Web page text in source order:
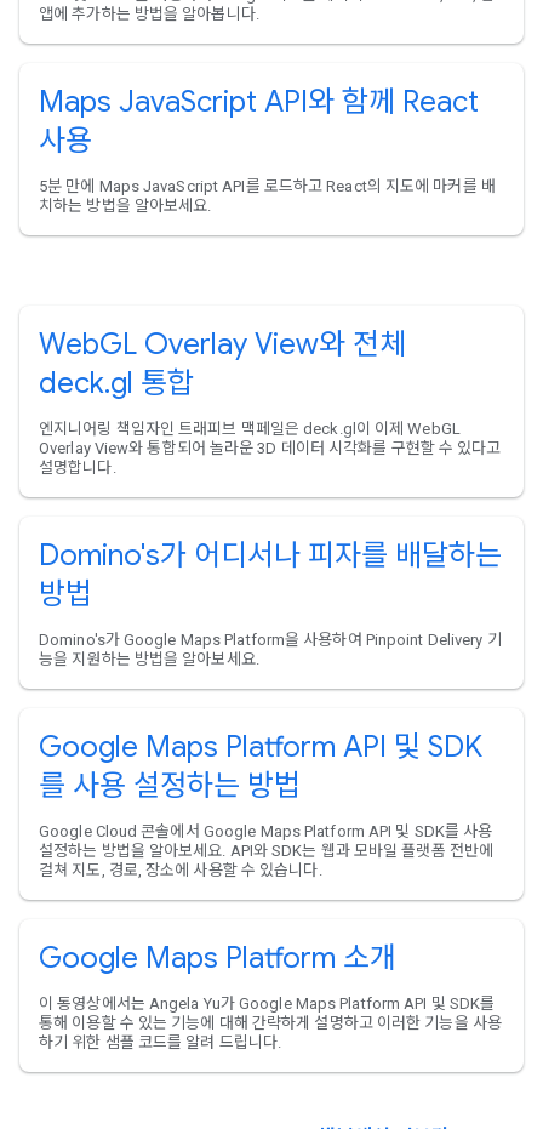
앱에 추가하는 방법을 알아봅니다.
Maps JavaScript API와 함께 React
사용
5분 만에 Maps JavaScript API를 로드하고 React의 지도에 마커를 배
치하는 방법을 알아보세요.
WebGL Overlay View와 전체
deck.gl 통합
엔지니어링 책임자인 트래피브 맥페일은 deck.gl이 이제 WebGL
Overlay View와 통합되어 놀라운 3D 데이터 시각화를 구현할 수 있다고
설명합니다.
Domino's가 어디서나 피자를 배달하는
방법
Domino's가 Google Maps Platform을 사용하여 Pinpoint Delivery 기
능을 지원하는 방법을 알아보세요.
Google Maps Platform API 및 SDK
를 사용 설정하는 방법
Google Cloud 콘솔에서 Google Maps Platform API 및 SDK를 사용
설정하는 방법을 알아보세요. API와 SDK는 웹과 모바일 플랫폼 전반에
걸쳐 지도, 경로, 장소에 사용할 수 있습니다.
Google Maps Platform 소개
이 동영상에서는 Angela Yu가 Google Maps Platform API 및 SDK를
통해 이용할 수 있는 기능에 대해 간략하게 설명하고 이러한 기능을 사용
하기 위한 샘플 코드를 알려 드립니다.